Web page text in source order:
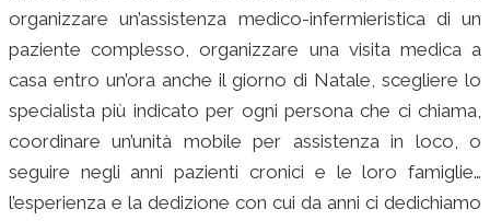
organizzare un’assistenza medico-infermieristica di un
paziente complesso, organizzare una visita medica a
casa entro un’ora anche il giorno di Natale, scegliere lo
specialista più indicato per ogni persona che ci chiama,
coordinare un’unità mobile per assistenza in loco, o
seguire negli anni pazienti cronici e le loro famiglie…
l’esperienza e la dedizione con cui da anni ci dedichiamo